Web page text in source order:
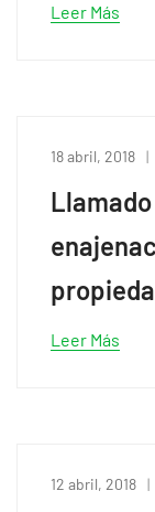
Leer Más
18 abril, 2018
Leer Más
12 abril, 2018